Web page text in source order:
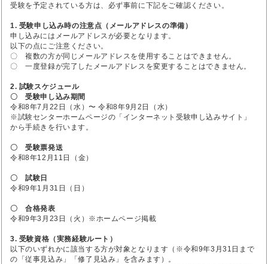
受験を予定されている方は、必ず事前に下記をご確認ください。
1. 受験申し込み時の注意点（メールアドレスの準備）
申し込みにはメールアドレスが必要となります。
以下の点にご注意ください。
〇 複数の方が同じメールアドレスを使用することはできません。
〇 一度登録が完了したメールアドレスを変更することはできません。
2. 試験スケジュール
〇 受験申し込み期間
令和8年7月22日（水）〜 令和8年9月2日（水）
※試験センターホームページの「インターネット受験申し込みサイト」
から手続きを行います。
〇 受験票発送
令和8年12月11日（金）
〇 試験日
令和9年1月31日（日）
〇 合格発表
令和9年3月23日（火）※ホームページ掲載
3. 受験資格（実務経験ルート）
以下のいずれかに該当する方が対象となります（※令和9年3月31日まで
の「従事見込み」「修了見込み」を含みます）。